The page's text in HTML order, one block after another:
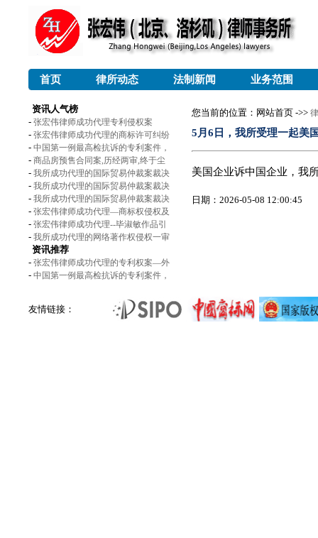
首页 律所动态 法制新闻 业务范围
资讯人气榜
- 张宏伟律师成功代理专利侵权案
- 张宏伟律师成功代理的商标许可纠纷
- 中国第一例最高检抗诉的专利案件，
- 商品房预售合同案,历经两审,终于尘
- 我所成功代理的国际贸易仲裁案裁决
- 我所成功代理的国际贸易仲裁案裁决
- 我所成功代理的国际贸易仲裁案裁决
- 张宏伟律师成功代理—商标权侵权及
- 张宏伟律师成功代理--毕淑敏作品引
- 我所成功代理的网络著作权侵权一审
资讯推荐
- 张宏伟律师成功代理的专利权案—外
- 中国第一例最高检抗诉的专利案件，
您当前的位置：网站首页 ->>
5月6日，我所受理一起美
美国企业诉中国企业，我
日期：2026-05-08 12:00:45
友情链接：